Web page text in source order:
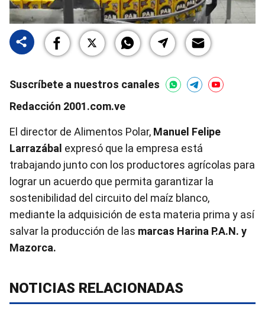
Suscríbete a nuestros canales
Redacción 2001.com.ve
El director de Alimentos Polar, Manuel Felipe
Larrazábal expresó que la empresa está
trabajando junto con los productores agrícolas para
lograr un acuerdo que permita garantizar la
sostenibilidad del circuito del maíz blanco,
mediante la adquisición de esta materia prima y así
salvar la producción de las marcas Harina P.A.N. y
Mazorca.
NOTICIAS RELACIONADAS